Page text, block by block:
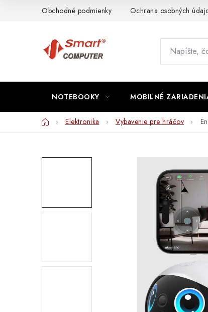
Obchodné podmienky Ochrana osobných
NOTEBOOKY MOBILNÉ
DomovElektronika Vybavenie pre hráčov